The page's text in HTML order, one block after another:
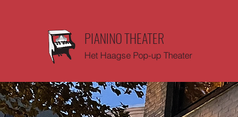
PIANINO THEATER
Het Haagse Pop-up Theater